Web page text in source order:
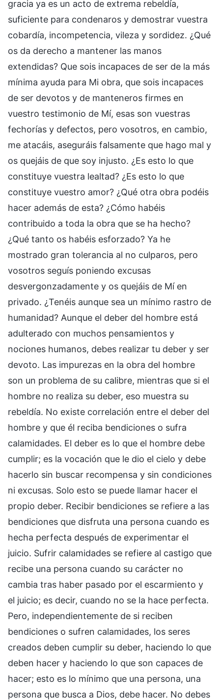
gracia ya es un acto de extrema rebeldía,
suficiente para condenaros y demostrar vuestra
cobardía, incompetencia, vileza y sordidez. ¿Qué
os da derecho a mantener las manos
extendidas? Que sois incapaces de ser de la más
mínima ayuda para Mi obra, que sois incapaces
de ser devotos y de manteneros firmes en
vuestro testimonio de Mí, esas son vuestras
fechorías y defectos, pero vosotros, en cambio,
me atacáis, aseguráis falsamente que hago mal y
os quejáis de que soy injusto. ¿Es esto lo que
constituye vuestra lealtad? ¿Es esto lo que
constituye vuestro amor? ¿Qué otra obra podéis
hacer además de esta? ¿Cómo habéis
contribuido a toda la obra que se ha hecho?
¿Qué tanto os habéis esforzado? Ya he
mostrado gran tolerancia al no culparos, pero
vosotros seguís poniendo excusas
desvergonzadamente y os quejáis de Mí en
privado. ¿Tenéis aunque sea un mínimo rastro de
humanidad? Aunque el deber del hombre está
adulterado con muchos pensamientos y
nociones humanos, debes realizar tu deber y ser
devoto. Las impurezas en la obra del hombre
son un problema de su calibre, mientras que si el
hombre no realiza su deber, eso muestra su
rebeldía. No existe correlación entre el deber del
hombre y que él reciba bendiciones o sufra
calamidades. El deber es lo que el hombre debe
cumplir; es la vocación que le dio el cielo y debe
hacerlo sin buscar recompensa y sin condiciones
ni excusas. Solo esto se puede llamar hacer el
propio deber. Recibir bendiciones se refiere a las
bendiciones que disfruta una persona cuando es
hecha perfecta después de experimentar el
juicio. Sufrir calamidades se refiere al castigo que
recibe una persona cuando su carácter no
cambia tras haber pasado por el escarmiento y
el juicio; es decir, cuando no se la hace perfecta.
Pero, independientemente de si reciben
bendiciones o sufren calamidades, los seres
creados deben cumplir su deber, haciendo lo que
deben hacer y haciendo lo que son capaces de
hacer; esto es lo mínimo que una persona, una
persona que busca a Dios, debe hacer. No debes